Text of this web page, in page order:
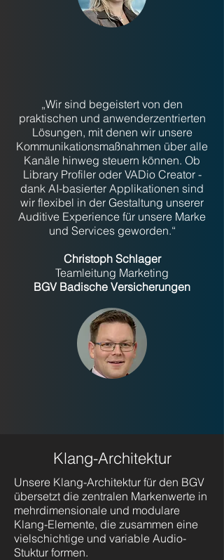
„Wir sind begeistert von den
praktischen und anwenderzentrierten
Lösungen, mit denen wir unsere
Kommunikationsmaßnahmen über alle
Kanäle hinweg steuern können. Ob
Library Profiler oder VADio Creator -
dank AI-basierter Applikationen sind
wir flexibel in der Gestaltung unserer
Auditive Experience für unsere Marke
und Services geworden.“
Christoph Schlager
Teamleitung Marketing
BGV Badische Versicherungen
Klang-Architektur
Unsere Klang-Architektur für den BGV
übersetzt die zentralen Markenwerte in
mehrdimensionale und modulare
Klang-Elemente, die zusammen eine
vielschichtige und variable Audio-
Stuktur formen.